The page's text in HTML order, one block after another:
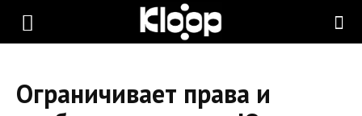
KLOOP.KG
Ограничивает права и